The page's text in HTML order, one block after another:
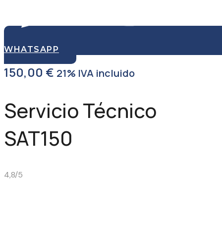
WHATSAPP
150,00 € 21% IVA incluido
Servicio Técnico
SAT150
4,8/5